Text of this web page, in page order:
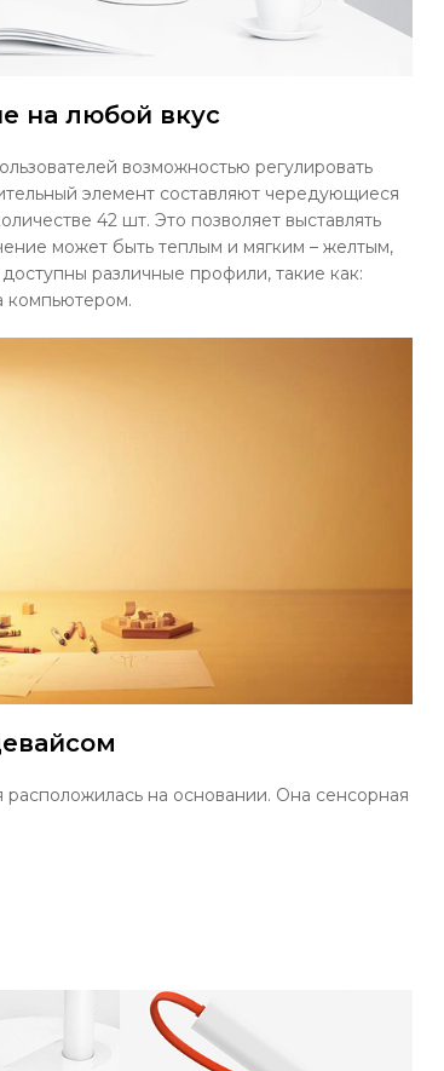
на любой вкус
возможностью регулировать
элемент составляют чередующиеся
42 шт. Это позволяет выставлять
может быть теплым и мягким – желтым,
различные профили, такие как:
компьютером.
на основании. Она сенсорная